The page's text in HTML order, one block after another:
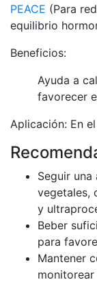
PEACE (Para
equilibrio
Beneficios:
Ayuda a
favorecer
Aplicación: En
Seguir
vegetales,
y
Beber
para
Mantener